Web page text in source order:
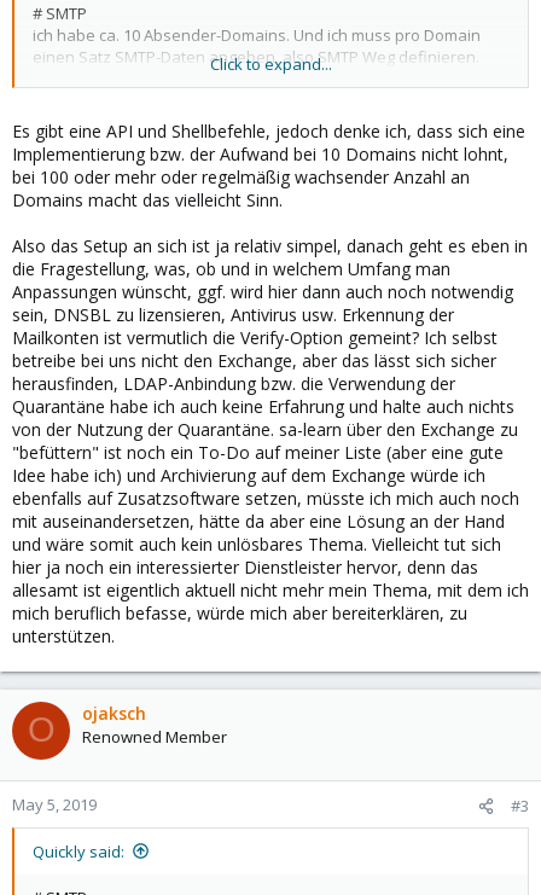
# SMTP
ich habe ca. 10 Absender-Domains. Und ich muss pro Domain
einen Satz SMTP-Daten angeben, also SMTP Weg definieren.
Kann man das halbwegs einfach bewerkstelligen? Am liebsten
# Subscruption & Dienstleister
Ich suche einen guten Dienstleister mit dem ich die
Grundeinrichtung für X-Hundert Euro ausführen kann. Klar ist
OpenSource auch Fummeln. Jedoch möchte ich bei der
mich SMTP (siehe Oben), Virenscanner, Spamlisten, Exchange
2016, Erkennung der wirklich vorhandenen Mailkonten auf dem
Exchange, Archivierung nach GoBD auf Exchange, usw.
Ich denke jetzt habe ich viele Hauptthemen aufgezählt.
Also einen fitten Dienstleister.
Hat da jemand Rat?
Viele Grüße, Lars G
Click to expand...
Es gibt eine API und Shellbefehle, jedoch denke ich, dass sich eine
Implementierung bzw. der Aufwand bei 10 Domains nicht lohnt,
bei 100 oder mehr oder regelmäßig wachsender Anzahl an
Domains macht das vielleicht Sinn.
Also das Setup an sich ist ja relativ simpel, danach geht es eben in
die Fragestellung, was, ob und in welchem Umfang man
Anpassungen wünscht, ggf. wird hier dann auch noch notwendig
sein, DNSBL zu lizensieren, Antivirus usw. Erkennung der
Mailkonten ist vermutlich die Verify-Option gemeint? Ich selbst
betreibe bei uns nicht den Exchange, aber das lässt sich sicher
herausfinden, LDAP-Anbindung bzw. die Verwendung der
Quarantäne habe ich auch keine Erfahrung und halte auch nichts
von der Nutzung der Quarantäne. sa-learn über den Exchange zu
"befüttern" ist noch ein To-Do auf meiner Liste (aber eine gute
Idee habe ich) und Archivierung auf dem Exchange würde ich
ebenfalls auf Zusatzsoftware setzen, müsste ich mich auch noch
mit auseinandersetzen, hätte da aber eine Lösung an der Hand
und wäre somit auch kein unlösbares Thema. Vielleicht tut sich
hier ja noch ein interessierter Dienstleister hervor, denn das
allesamt ist eigentlich aktuell nicht mehr mein Thema, mit dem ich
mich beruflich befasse, würde mich aber bereiterklären, zu
unterstützen.
O ojaksch
Renowned Member
May 5, 2019 #3
Quickly said: